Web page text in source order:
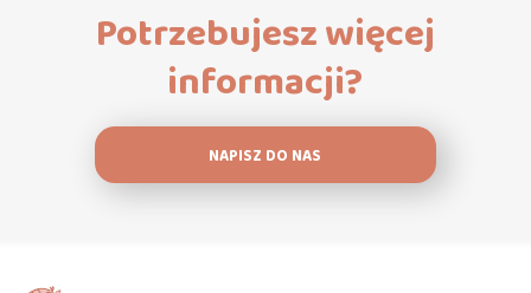
Potrzebujesz więcej
informacji?
NAPISZ DO NAS